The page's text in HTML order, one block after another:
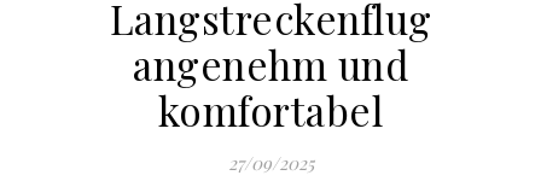
Langstreckenflug
angenehm und
komfortabel
27/09/2025